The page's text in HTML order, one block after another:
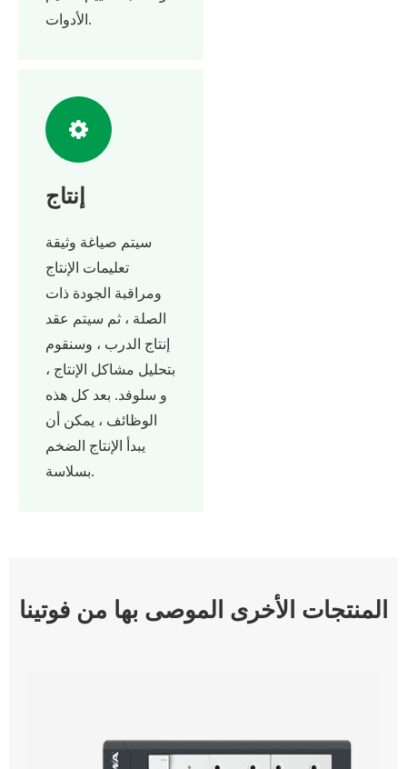
الأدوات.
إنتاج
سيتم صياغة وثيقة
تعليمات الإنتاج
ومراقبة الجودة ذات
الصلة ، ثم سيتم عقد
إنتاج الدرب ، وسنقوم
بتحليل مشاكل الإنتاج ،
و سلوفد. بعد كل هذه
الوظائف ، يمكن أن
يبدأ الإنتاج الضخم
بسلاسة.
المنتجات الأخرى الموصى بها من فوتينا